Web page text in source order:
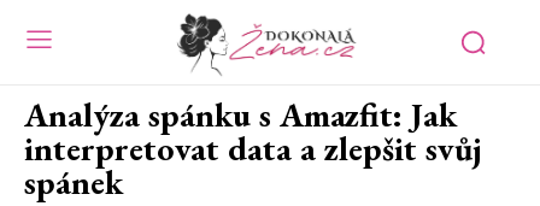
Analýza spánku s Amazfit: Jak
interpretovat data a zlepšit svůj
spánek